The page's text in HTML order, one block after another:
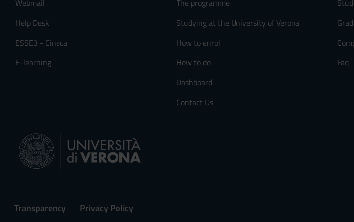
Webmail
Help Desk
ESSE3 - Cineca
E-learning
The programme
Studying at the University of Verona
How to enrol
How to do
Dashboard
Contact Us
Faq
Transparency Privacy Policy